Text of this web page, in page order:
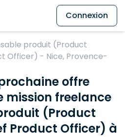
Connexion
produit (Product
Officer) - Nice, Provence-
offre
mission freelance
(Product
Product Officer) à